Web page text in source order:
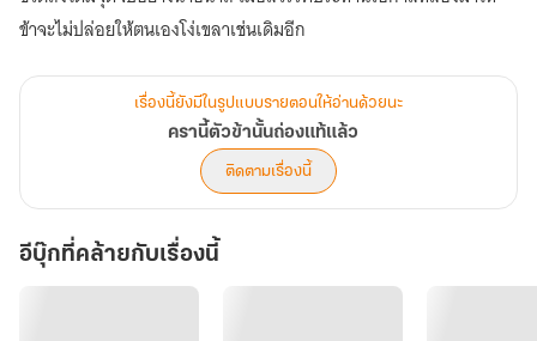
ข้าจะไม่ปล่อยให้ตนเองโง่เขลาเช่นเดิมอีก
เรื่องนี้ยังมีในรูปแบบรายตอนให้อ่านด้วยนะ
ครานี้ตัวข้านั้นถ่องแท้แล้ว
ติดตามเรื่องนี้
อีบุ๊กที่คล้ายกับเรื่องนี้